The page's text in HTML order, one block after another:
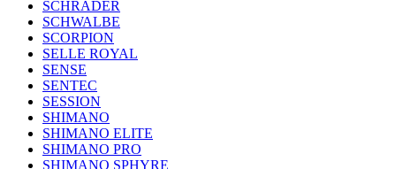
SCHRADER
SCHWALBE
SCORPION
SELLE ROYAL
SENSE
SENTEC
SESSION
SHIMANO
SHIMANO ELITE
SHIMANO PRO
SHIMANO SPHYRE